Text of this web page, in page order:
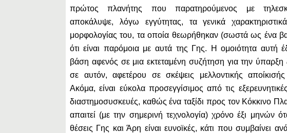
πρώτος πλανήτης που παρατηρούμενος με
αποκάλυψε, λόγω εγγύτητας, τα γενικά
μορφολογίας του, τα οποία θεωρήθηκαν (σωστά ως ένα
ότι είναι παρόμοια με αυτά της Γης. Η ομοιότητα αυτή
βάση αφενός σε μια εκτεταμένη συζήτηση για την ύπαρξη
σε αυτόν, αφετέρου σε σκέψεις μελλοντικής
Ακόμα, είναι εύκολα προσεγγίσιμος από τις
διαστημοσυσκευές, καθώς ένα ταξίδι προς τον Κόκκινο
απαιτεί (με την σημερινή τεχνολογία) χρόνο έξι μηνών
θέσεις Γης και Άρη είναι ευνοϊκές, κάτι που συμβαίνει